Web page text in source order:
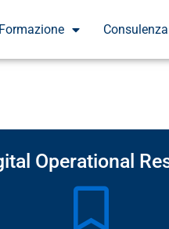
Formazione Consulenza
Operational